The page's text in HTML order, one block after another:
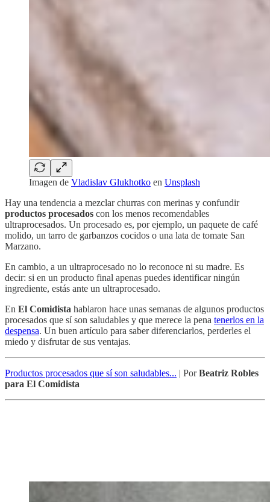
Imagen de Vladislav Glukhotko en Unsplash
Hay una tendencia a mezclar churras con merinas y confundir
productos procesados con los menos recomendables
ultraprocesados. Un procesado es, por ejemplo, un paquete de café
molido, un tarro de garbanzos cocidos o una lata de tomate San
Marzano.
En cambio, a un ultraprocesado no lo reconoce ni su madre. Es
decir: si en un producto final apenas puedes identificar ningún
ingrediente, estás ante un ultraprocesado.
En El Comidista hablaron hace unas semanas de algunos productos
procesados que sí son saludables y que merece la pena tenerlos en la
despensa. Un buen artículo para saber diferenciarlos, perderles el
miedo y disfrutar de sus ventajas.
Productos procesados que sí son saludables... | PorBeatriz Robles
para El Comidista